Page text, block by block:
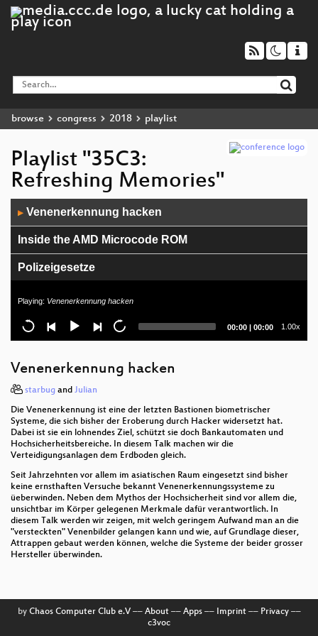
browse congress 2018 playlist
Playlist "35C3:
Refreshing Memories"
Player
▶ Venenerkennung hacken
Inside the AMD Microcode ROM
Polizeigesetze
Open Source Firmware
Genom-Editierung mit CRISPR/Cas
G10, BND-Gesetz und der effektive Schutz vor
Grundrechten
Chaos im Fernsehrat
A Routing Interregnum: Internet infrastructure
transition in Crimea after Russian annexation
What The Fax?!
"Das ist mir nicht erinnerlich." − Der NSU-Komplex
Transmission Control Protocol
Playing: Venenerkennung hacken
Current
00:00 | Total
00:00 1.00x
Venenerkennung hacken
starbug and Julian
Die Venenerkennung ist eine der letzten Bastionen biometrischer
Systeme, die sich bisher der Eroberung durch Hacker widersetzt hat.
Dabei ist sie ein lohnendes Ziel, schützt sie doch Bankautomaten und
Hochsicherheitsbereiche. In diesem Talk machen wir die
Verteidigungsanlagen dem Erdboden gleich.
Seit Jahrzehnten vor allem im asiatischen Raum eingesetzt sind bisher
keine ernsthaften Versuche bekannt Venenerkennungssysteme zu
üeberwinden. Neben dem Mythos der Hochsicherheit sind vor allem die,
unsichtbar im Körper gelegenen Merkmale dafür verantwortlich. In
diesem Talk werden wir zeigen, mit welch geringem Aufwand man an die
"versteckten" Venenbilder gelangen kann und wie, auf Grundlage dieser,
Attrappen gebaut werden können, welche die Systeme der beider grosser
Hersteller überwinden.
by Chaos Computer Club e.V–– About–– Apps–– Imprint–– Privacy––
c3voc